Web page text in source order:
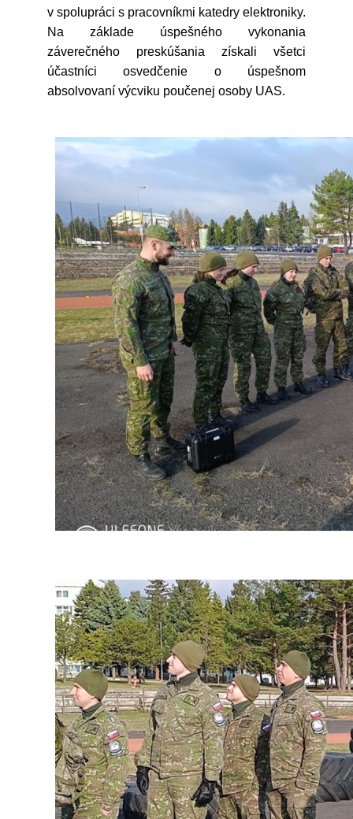
v spolupráci s pracovníkmi katedry elektroniky.
Na základe úspešného vykonania
záverečného preskúšania získali všetci
účastníci osvedčenie o úspešnom
absolvovaní výcviku poučenej osoby UAS.